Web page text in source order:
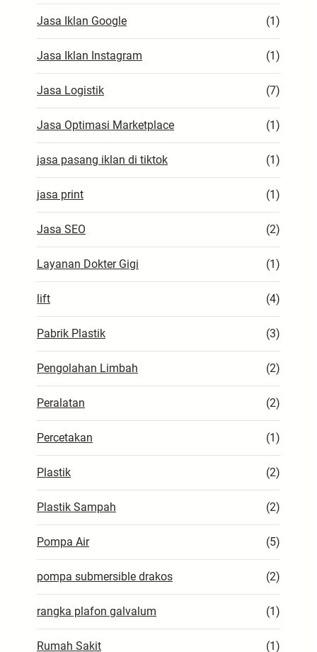
Jasa Iklan Google (1)
Jasa Iklan Instagram (1)
Jasa Logistik (7)
Jasa Optimasi Marketplace (1)
jasa pasang iklan di tiktok (1)
jasa print (1)
Jasa SEO (2)
Layanan Dokter Gigi (1)
lift (4)
Pabrik Plastik (3)
Pengolahan Limbah (2)
Peralatan (2)
Percetakan (1)
Plastik (2)
Plastik Sampah (2)
Pompa Air (5)
pompa submersible drakos (2)
rangka plafon galvalum (1)
Rumah Sakit (1)